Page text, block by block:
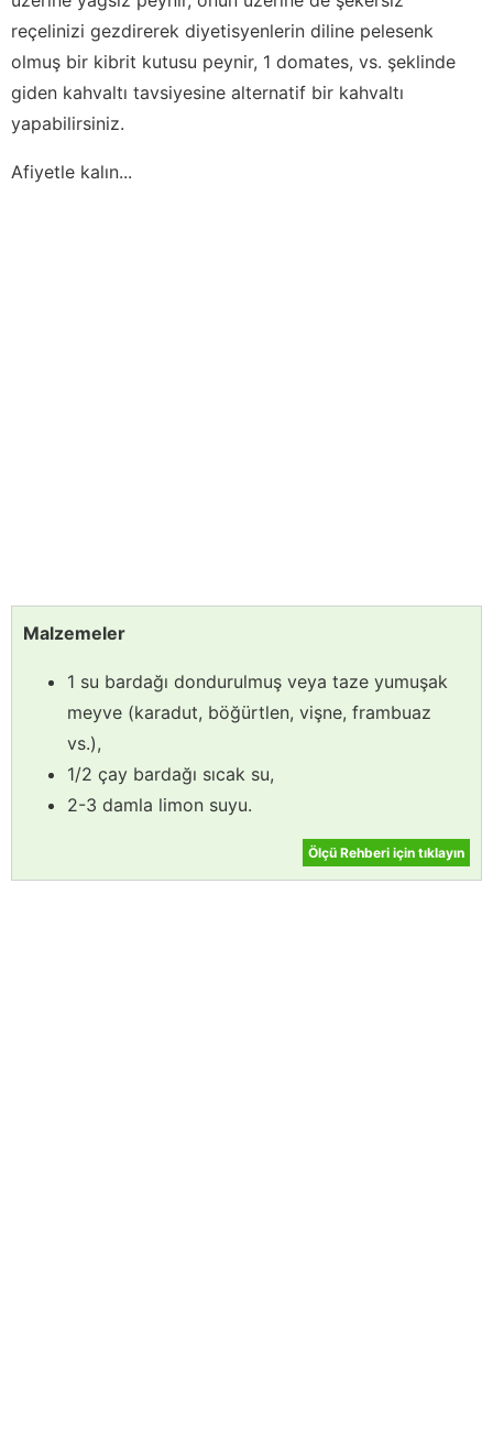
reçelinizi gezdirerek diyetisyenlerin diline pelesenk
olmuş bir kibrit kutusu peynir, 1 domates, vs. şeklinde
giden kahvaltı tavsiyesine alternatif bir kahvaltı
yapabilirsiniz.
Afiyetle kalın...
Malzemeler
1 su bardağı dondurulmuş veya taze yumuşak
meyve (karadut, böğürtlen, vişne, frambuaz
vs.),
1/2 çay bardağı sıcak su,
2-3 damla limon suyu.
Ölçü Rehberi için tıklayın